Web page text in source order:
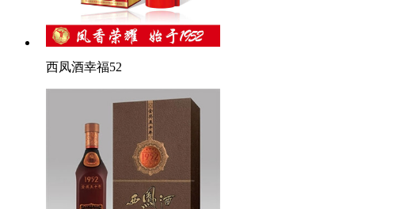
西凤酒幸福52